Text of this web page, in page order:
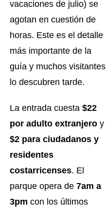
vacaciones de julio) se
agotan en cuestión de
horas. Este es el detalle
más importante de la
guía y muchos visitantes
lo descubren tarde.
La entrada cuesta $22
por adulto extranjero y
$2 para ciudadanos y
residentes
costarricenses. El
parque opera de 7am a
3pm con los últimos